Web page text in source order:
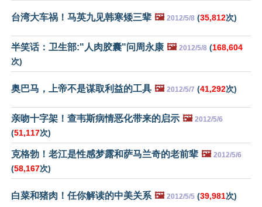
台湾大车祸！马英九见韩寒矮三辈 🖼️ 2012/5/8 (35,812次)
半笑话：卫生部:"人肉胶囊"问周永康 🖼️ 2012/5/8 (168,604
次)
奥巴马，上帝不是谋取利益的工具 🖼️ 2012/5/7 (41,292次)
亲吻十字架！查韦斯病情恶化带来的启示 🖼️ 2012/5/6
(51,117次)
克格勃！老江是性感梦露和萨马兰奇的老前辈 🖼️ 2012/5/6
(58,167次)
白菜和猪肉！任你解读的中美关系 🖼️ 2012/5/5 (39,981次)